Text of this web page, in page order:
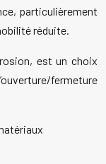
particulièrement
réduite.
est un choix
fermeture